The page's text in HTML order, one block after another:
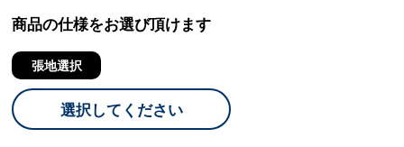
商品の仕様をお選び頂けます
張地選択
選択してください